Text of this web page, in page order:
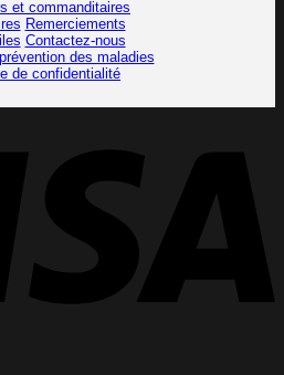
et commanditaires
Remerciements
Contactez-nous
des maladies
de confidentialité